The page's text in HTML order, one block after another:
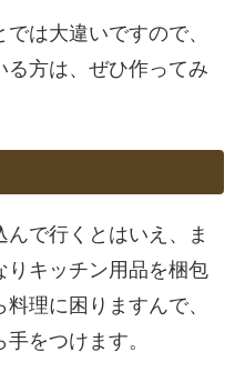
は大違いですので、
る方は、ぜひ作ってみ
で行くとはいえ、ま
りキッチン用品を梱包
理に困りますんで、
をつけます。